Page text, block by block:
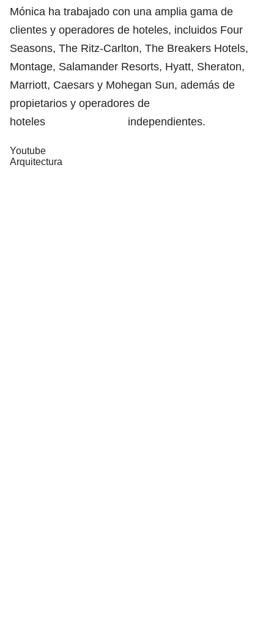
Mónica ha trabajado con una amplia gama de
clientes y operadores de hoteles, incluidos Four
Seasons, The Ritz-Carlton, The Breakers Hotels,
Montage, Salamander Resorts, Hyatt, Sheraton,
Marriott, Caesars y Mohegan Sun, además de
propietarios y operadores de
hoteles independientes.
Youtube
Arquitectura